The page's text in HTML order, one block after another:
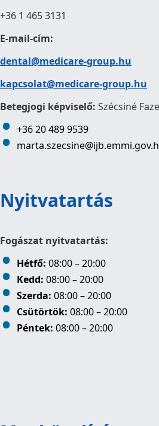
+36 1 465 3131
E-mail-cím:
dental@medicare-group.hu
kapcsolat@medicare-group.hu
Betegjogi képviselő: Szécsiné
+36 20 489 9539
Nyitvatartás
Fogászat nyitvatartás:
Hétfő: 08:00 – 20:00
Kedd: 08:00 – 20:00
Szerda: 08:00 – 20:00
Csütörtök: 08:00 – 20:00
Péntek: 08:00 – 20:00